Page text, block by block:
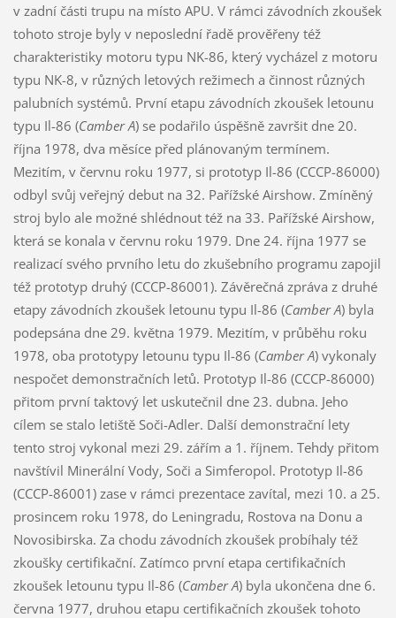
v zadní části trupu na místo APU. V rámci závodních zkoušek
tohoto stroje byly v neposlední řadě prověřeny též
charakteristiky motoru typu NK-86, který vycházel z motoru
typu NK-8, v různých letových režimech a činnost různých
palubních systémů. První etapu závodních zkoušek letounu
typu Il-86 (Camber A) se podařilo úspěšně završit dne 20.
října 1978, dva měsíce před plánovaným termínem.
Mezitím, v červnu roku 1977, si prototyp Il-86 (CCCP-86000)
odbyl svůj veřejný debut na 32. Pařížské Airshow. Zmíněný
stroj bylo ale možné shlédnout též na 33. Pařížské Airshow,
která se konala v červnu roku 1979. Dne 24. října 1977 se
realizací svého prvního letu do zkušebního programu zapojil
též prototyp druhý (CCCP-86001). Závěrečná zpráva z druhé
etapy závodních zkoušek letounu typu Il-86 (Camber A) byla
podepsána dne 29. května 1979. Mezitím, v průběhu roku
1978, oba prototypy letounu typu Il-86 (Camber A) vykonaly
nespočet demonstračních letů. Prototyp Il-86 (CCCP-86000)
přitom první taktový let uskutečnil dne 23. dubna. Jeho
cílem se stalo letiště Soči-Adler. Další demonstrační lety
tento stroj vykonal mezi 29. zářím a 1. říjnem. Tehdy přitom
navštívil Minerální Vody, Soči a Simferopol. Prototyp Il-86
(CCCP-86001) zase v rámci prezentace zavítal, mezi 10. a 25.
prosincem roku 1978, do Leningradu, Rostova na Donu a
Novosibirska. Za chodu závodních zkoušek probíhaly též
zkoušky certifikační. Zatímco první etapa certifikačních
zkoušek letounu typu Il-86 (Camber A) byla ukončena dne 6.
června 1977, druhou etapu certifikačních zkoušek tohoto